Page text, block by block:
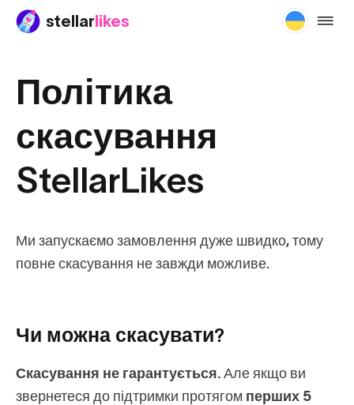
stellarlikes
Політика
скасування
StellarLikes
Ми запускаємо замовлення дуже швидко, тому
повне скасування не завжди можливе.
Чи можна скасувати?
Скасування не гарантується. Але якщо ви
звернетеся до підтримки протягом перших 5